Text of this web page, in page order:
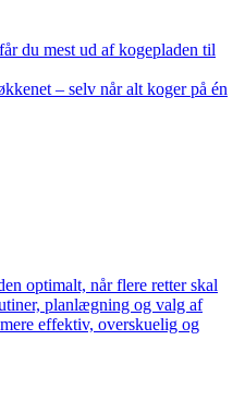
du mest ud af kogepladen til
– selv når alt koger på én
optimalt, når flere retter skal
planlægning og valg af
effektiv, overskuelig og